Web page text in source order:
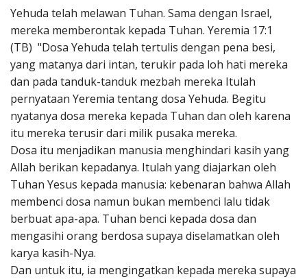
Yehuda telah melawan Tuhan. Sama dengan Israel,
mereka memberontak kepada Tuhan. Yeremia 17:1
(TB) "Dosa Yehuda telah tertulis dengan pena besi,
yang matanya dari intan, terukir pada loh hati mereka
dan pada tanduk-tanduk mezbah mereka Itulah
pernyataan Yeremia tentang dosa Yehuda. Begitu
nyatanya dosa mereka kepada Tuhan dan oleh karena
itu mereka terusir dari milik pusaka mereka.
Dosa itu menjadikan manusia menghindari kasih yang
Allah berikan kepadanya. Itulah yang diajarkan oleh
Tuhan Yesus kepada manusia: kebenaran bahwa Allah
membenci dosa namun bukan membenci lalu tidak
berbuat apa-apa. Tuhan benci kepada dosa dan
mengasihi orang berdosa supaya diselamatkan oleh
karya kasih-Nya.
Dan untuk itu, ia mengingatkan kepada mereka supaya